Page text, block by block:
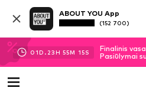
ABOUT YOU App
(152 700)
01D. 23H 55M 15S
Finalinis
Pasiūlymai